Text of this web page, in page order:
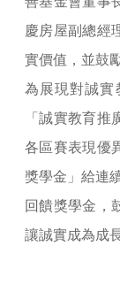
慶房屋副總經
實價值，並鼓
為展現對誠實
「誠實教育
各區賽表現優
獎學金」給連
回饋獎學金，
讓誠實成為成